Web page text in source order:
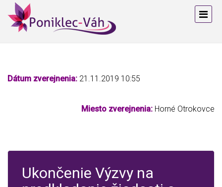
Dátum zverejnenia: 21.11.2019 10:55
Miesto zverejnenia: Horné Otrokovce
Ukončenie Výzvy na